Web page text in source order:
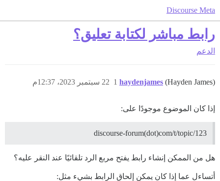
Discourse Meta
رابط مباشر لكتابة تعليق؟
الدعم
haydenjames (Hayden James) 22 سبتمبر 2023، 12:37م 1
إذا كان الموضوع موجودًا على:
discourse-forum(dot)com/t/topic/123
هل من الممكن إنشاء رابط يفتح مربع الرد تلقائيًا عند النقر عليه؟
أتساءل عما إذا كان يمكن إلحاق الرابط بشيء مثل: